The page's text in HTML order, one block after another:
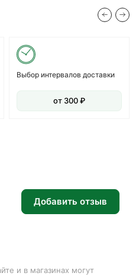
Выбор интервалов доставки
от 300 ₽
Добавить отзыв
и в магазинах могут